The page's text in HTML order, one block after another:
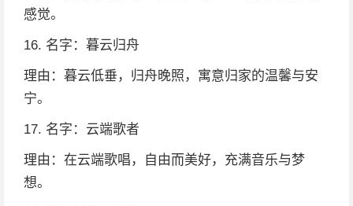
感觉。
16. 名字：暮云归舟
理由：暮云低垂，归舟晚照，寓意归家的温馨与安
宁。
17. 名字：云端歌者
理由：在云端歌唱，自由而美好，充满音乐与梦
想。